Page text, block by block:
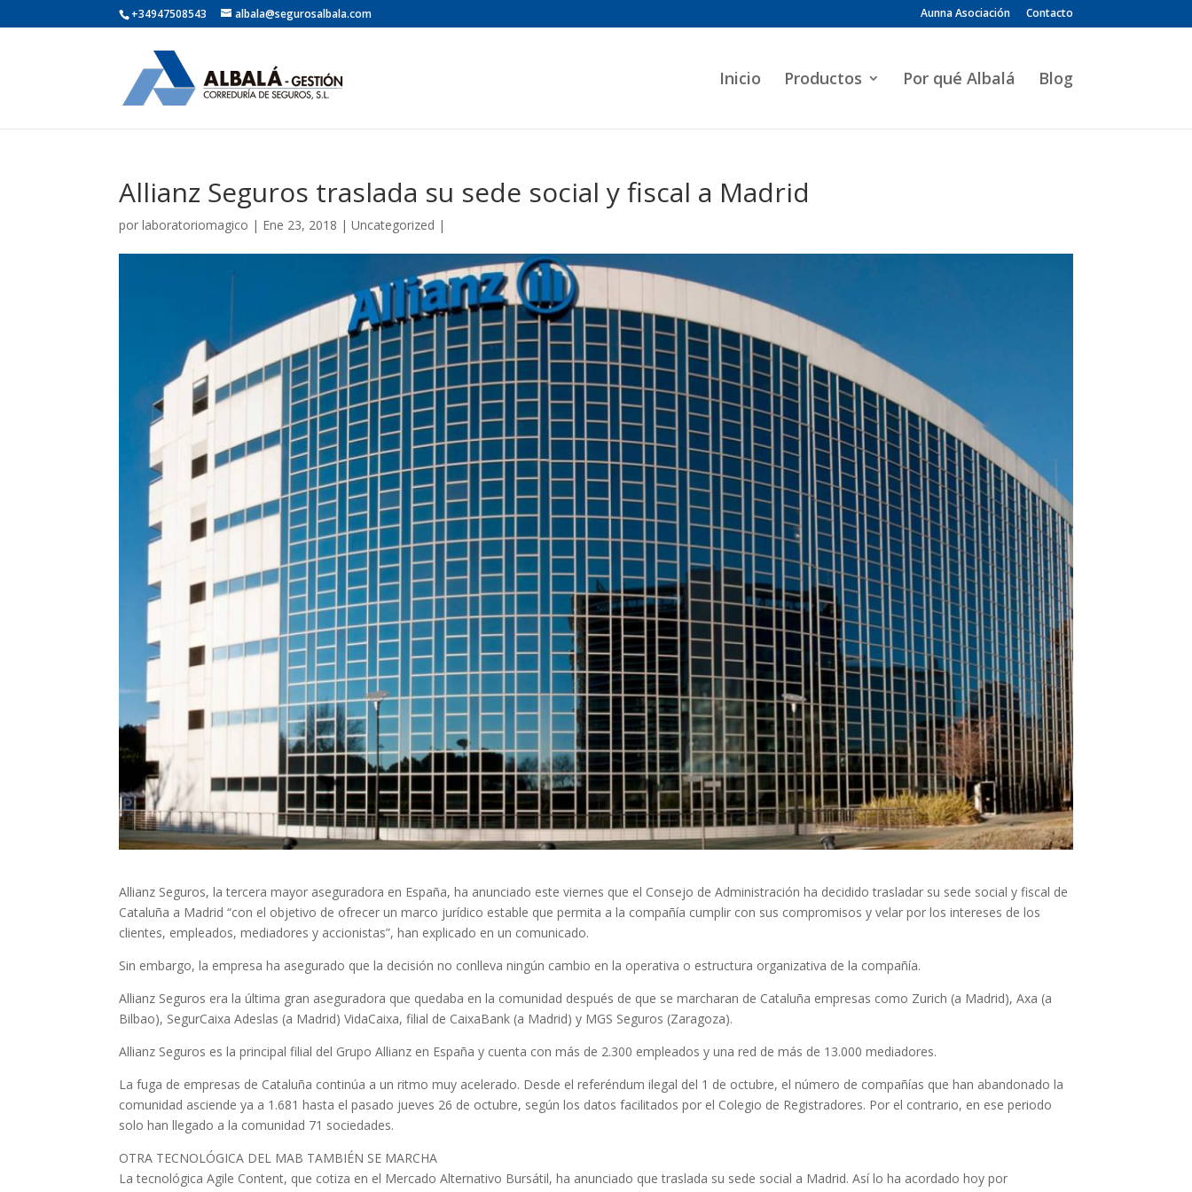
+34947508543 albala@segurosalbala.com Aunna Asociación Contacto
Inicio Productos Por qué Albalá Blog
Allianz Seguros traslada su sede social y fiscal a Madrid
porlaboratoriomagico | Ene 23, 2018 |Uncategorized |
Allianz Seguros, la tercera mayor aseguradora en España, ha anunciado este viernes que el Consejo de Administración ha decidido trasladar su sede social y fiscal de
Cataluña a Madrid “con el objetivo de ofrecer un marco jurídico estable que permita a la compañía cumplir con sus compromisos y velar por los intereses de los
clientes, empleados, mediadores y accionistas”, han explicado en un comunicado.
Sin embargo, la empresa ha asegurado que la decisión no conlleva ningún cambio en la operativa o estructura organizativa de la compañía.
Allianz Seguros era la última gran aseguradora que quedaba en la comunidad después de que se marcharan de Cataluña empresas como Zurich (a Madrid), Axa (a
Bilbao), SegurCaixa Adeslas (a Madrid) VidaCaixa, filial de CaixaBank (a Madrid) y MGS Seguros (Zaragoza).
Allianz Seguros es la principal filial del Grupo Allianz en España y cuenta con más de 2.300 empleados y una red de más de 13.000 mediadores.
La fuga de empresas de Cataluña continúa a un ritmo muy acelerado. Desde el referéndum ilegal del 1 de octubre, el número de compañías que han abandonado la
comunidad asciende ya a 1.681 hasta el pasado jueves 26 de octubre, según los datos facilitados por el Colegio de Registradores. Por el contrario, en ese periodo
solo han llegado a la comunidad 71 sociedades.
OTRA TECNOLÓGICA DEL MAB TAMBIÉN SE MARCHA
La tecnológica Agile Content, que cotiza en el Mercado Alternativo Bursátil, ha anunciado que traslada su sede social a Madrid. Así lo ha acordado hoy por